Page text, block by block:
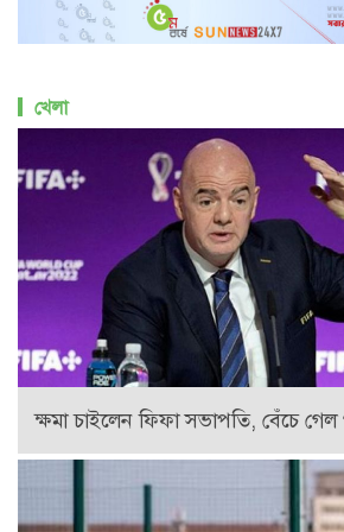
খেলা
ক্ষমা চাইলেন ফিফা সভাপতি, বেঁচে গেল